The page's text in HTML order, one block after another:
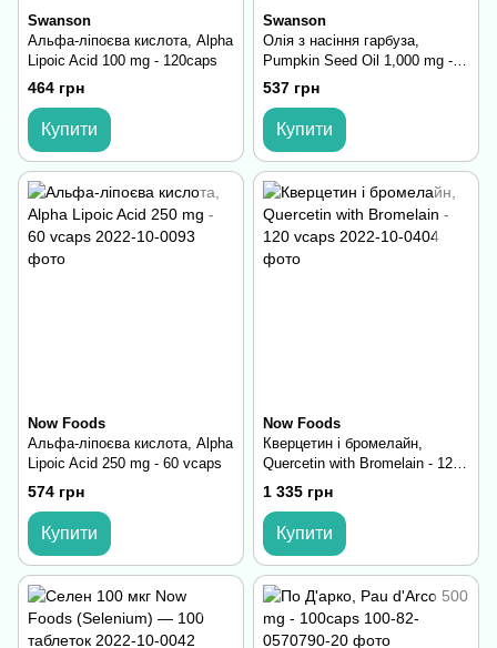
Swanson
Альфа-ліпоєва кислота, Alpha
Lipoic Acid 100 mg - 120caps
464 грн
Купити
Swanson
Олія з насіння гарбуза,
Pumpkin Seed Oil 1,000 mg -
100softgels
537 грн
Купити
Now Foods
Альфа-ліпоєва кислота, Alpha
Lipoic Acid 250 mg - 60 vcaps
574 грн
Купити
Now Foods
Кверцетин і бромелайн,
Quercetin with Bromelain - 120
vcaps
1 335 грн
Купити